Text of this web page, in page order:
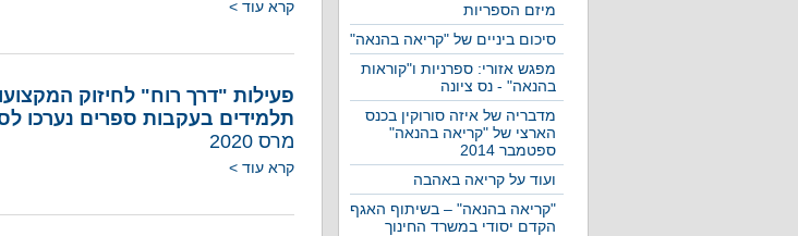
מיזם הספריות
סיכום ביניים של "קריאה בהנאה"
מפגש אזורי: ספרניות ו"קוראות
בהנאה" - נס ציונה
מדבריה של איזה סורוקין בכנס
הארצי של "קריאה בהנאה"
ספטמבר 2014
ועוד על קריאה באהבה
"קריאה בהנאה" – בשיתוף האגף
הקדם יסודי במשרד החינוך
קרא עוד >
פעילות "דרך רוח" לחיזוק
תלמידים בעקבות ספרים נערכו
מרס 2020
קרא עוד >